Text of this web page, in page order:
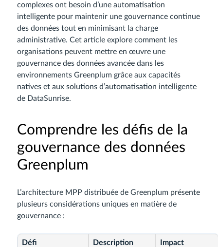
complexes ont besoin d’une automatisation
intelligente pour maintenir une gouvernance continue
des données tout en minimisant la charge
administrative. Cet article explore comment les
organisations peuvent mettre en œuvre une
gouvernance des données avancée dans les
environnements Greenplum grâce aux capacités
natives et aux solutions d’automatisation intelligente
de DataSunrise.
Comprendre les défis de la
gouvernance des données
Greenplum
L’architecture MPP distribuée de Greenplum présente
plusieurs considérations uniques en matière de
gouvernance :
Défi Description Impact